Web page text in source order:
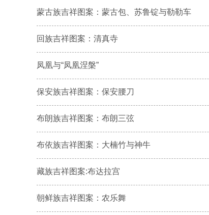
蒙古族吉祥图案：蒙古包、苏鲁锭与勒勒车
回族吉祥图案：清真寺
凤凰与“凤凰涅槃”
保安族吉祥图案：保安腰刀
布朗族吉祥图案：布朗三弦
布依族吉祥图案：大楠竹与神牛
藏族吉祥图案:布达拉宫
朝鲜族吉祥图案：农乐舞